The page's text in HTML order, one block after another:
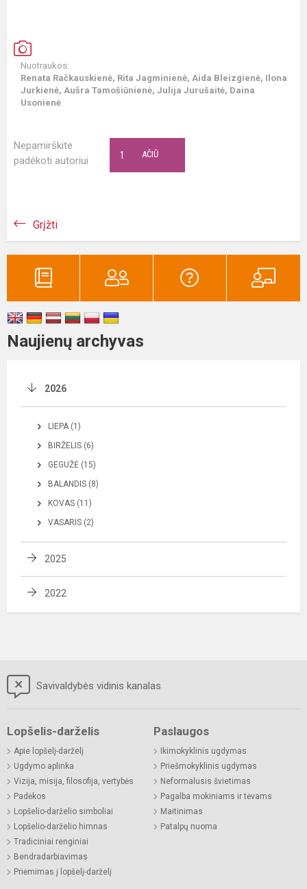
Nuotraukos:
Renata Račkauskienė, Rita Jagminienė, Aida Bleizgienė, Ilona
Jurkienė, Aušra Tamošiūnienė, Julija Jurušaitė, Daina
Usonienė
Nepamirškite
padėkoti autoriui
AČIŪ
1
Grįžti
Naujienų archyvas
2026
LIEPA (1)
BIRŽELIS (6)
GEGUŽĖ (15)
BALANDIS (8)
KOVAS (11)
VASARIS (2)
2025
2022
Savivaldybės vidinis kanalas
Lopšelis-darželis
Apie lopšelį-darželį
Ugdymo aplinka
Vizija, misija, filosofija, vertybės
Padėkos
Lopšelio-darželio simboliai
Lopšelio-darželio himnas
Tradiciniai renginiai
Bendradarbiavimas
Priėmimas į lopšelį-darželį
Paslaugos
Ikimokyklinis ugdymas
Priešmokyklinis ugdymas
Neformalusis švietimas
Pagalba mokiniams ir tėvams
Maitinimas
Patalpų nuoma